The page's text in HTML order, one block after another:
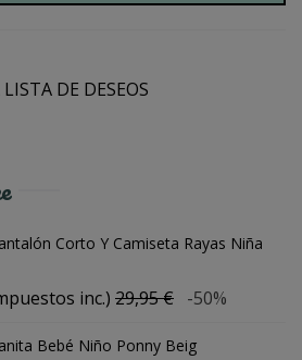
LISTA DE DESEOS
Corto Y Camiseta Rayas Niña
inc.) 29,95 € -50%
Bebé Niño Ponny Beig